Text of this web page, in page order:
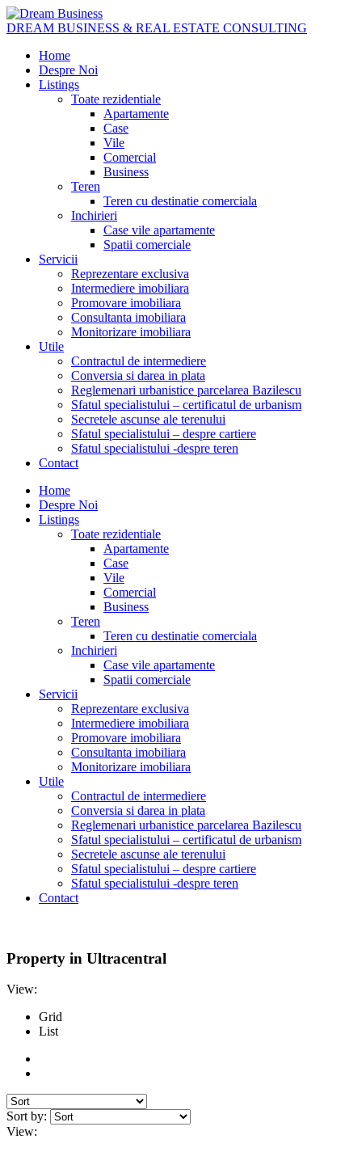
DREAM BUSINESS & REAL ESTATE CONSULTING
Home
Despre Noi
Listings
Toate rezidentiale
Apartamente
Case
Vile
Comercial
Business
Teren
Teren cu destinatie comerciala
Inchirieri
Case vile apartamente
Spatii comerciale
Servicii
Reprezentare exclusiva
Intermediere imobiliara
Promovare imobiliara
Consultanta imobiliara
Monitorizare imobiliara
Utile
Contractul de intermediere
Conversia si darea in plata
Reglemenari urbanistice parcelarea Bazilescu
Sfatul specialistului – certificatul de urbanism
Secretele ascunse ale terenului
Sfatul specialistului – despre cartiere
Sfatul specialistului -despre teren
Contact
Home
Despre Noi
Listings
Toate rezidentiale
Apartamente
Case
Vile
Comercial
Business
Teren
Teren cu destinatie comerciala
Inchirieri
Case vile apartamente
Spatii comerciale
Servicii
Reprezentare exclusiva
Intermediere imobiliara
Promovare imobiliara
Consultanta imobiliara
Monitorizare imobiliara
Utile
Contractul de intermediere
Conversia si darea in plata
Reglemenari urbanistice parcelarea Bazilescu
Sfatul specialistului – certificatul de urbanism
Secretele ascunse ale terenului
Sfatul specialistului – despre cartiere
Sfatul specialistului -despre teren
Contact
Property in Ultracentral
View:
Grid
List
Sort by:
View: